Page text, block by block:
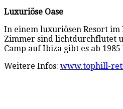
Luxuriöse Oase
In einem luxuriösen Resort
Zimmer sind lichtdurchflutet
Camp auf Ibiza gibt es ab 1985
Weitere Infos: www.tophill-